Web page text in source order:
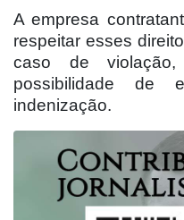
A empresa
respeitar esses
caso de
possibilidade de
indenização.